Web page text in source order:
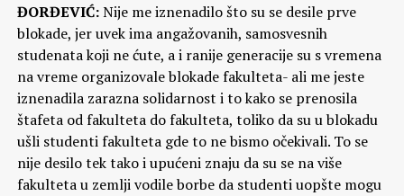
ĐORĐEVIĆ:Nije me iznenadilo što su se desile prve
blokade, jer uvek ima angažovanih, samosvesnih
studenata koji ne ćute, a i ranije generacije su s vremena
na vreme organizovale blokade fakulteta- ali me jeste
iznenadila zarazna solidarnost i to kako se prenosila
štafeta od fakulteta do fakulteta, toliko da su u blokadu
ušli studenti fakulteta gde to ne bismo očekivali. To se
nije desilo tek tako i upućeni znaju da su se na više
fakulteta u zemlji vodile borbe da studenti uopšte mogu